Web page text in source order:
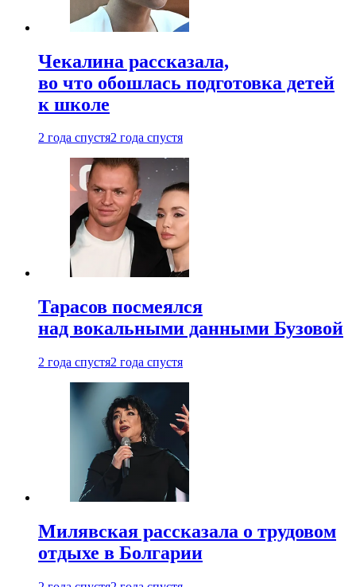
Чекалина рассказала,
во что обошлась подготовка детей
к школе
2 года спустя2 года спустя
Тарасов посмеялся
над вокальными данными Бузовой
2 года спустя2 года спустя
Милявская рассказала о трудовом
отдыхе в Болгарии